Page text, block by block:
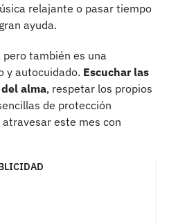
relajante o pasar tiempo
ayuda.
también es una
y autocuidado. Escuchar las
alma, respetar los propios
de protección
este mes con